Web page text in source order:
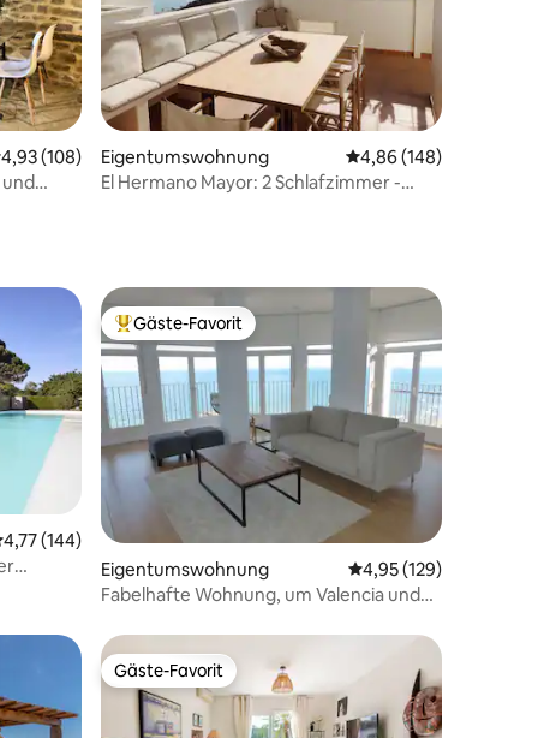
Bewertungen
Bewertung: 4,93 von 5, 108 Bewertungen
4,93 (108)
Eigentumswohnung Durchschnittliche
4,86 (148)
El Hermano Mayor: 2 Schlafzimmer -
Bewertungen Bewertung: 4,77 von 5, 144 Bewertungen
4,77 (144)
Beliebter Gäste-Favorit.
Gäste-Favorit
Eigentumswohnung Durchschnittliche
4,95 (129)
Fabelhafte Wohnung, um Valencia und
Gäste-Favorit
Gäste-Favorit